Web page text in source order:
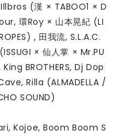
(漢 × TABOO1 × D
環Roy × 山本晃紀 (LI
, 田我流, S.L.A.C.
× 仙人掌 × Mr.PU
BROTHERS, Dj Dop
Rilla (ALMADELLA /
SOUND)
Kojoe, Boom Boom S